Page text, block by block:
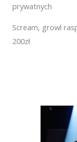
prywatnych
Scream, growl
200zł